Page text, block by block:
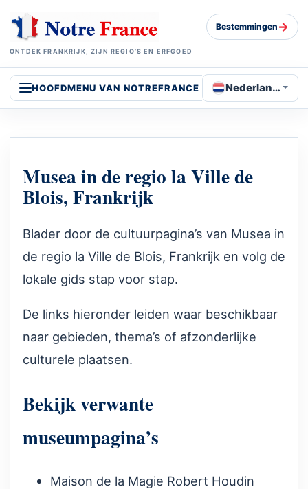
ONTDEK FRANKRIJK, ZIJN REGIO’S EN ERFGOED
Bestemmingen →
HOOFDMENU VAN NOTREFRANCE Nederlands
Musea in de regio la Ville de
Blois, Frankrijk
Blader door de cultuurpagina’s van Musea in
de regio la Ville de Blois, Frankrijk en volg de
lokale gids stap voor stap.
De links hieronder leiden waar beschikbaar
naar gebieden, thema’s of afzonderlijke
culturele plaatsen.
Bekijk verwante
museumpagina’s
Maison de la Magie Robert Houdin